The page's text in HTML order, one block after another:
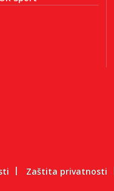
Zaštita privatnosti